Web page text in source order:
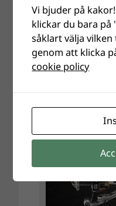
Vi bjuder på
klickar du bara på
såklart välja
genom att klicka
cookie policy